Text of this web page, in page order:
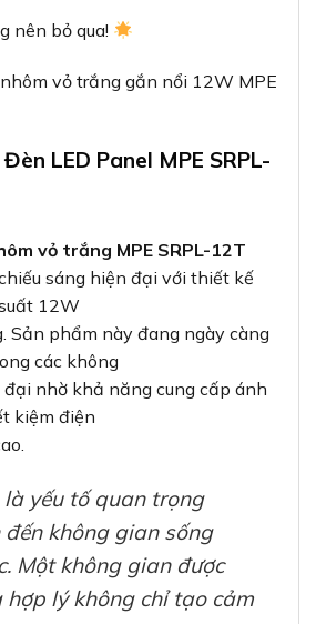
nên bỏ qua!
LED Panel MPE SRPL-
vỏ trắng MPE SRPL-12T
sáng hiện đại với thiết kế
12W
Sản phẩm này đang ngày càng
các không
nhờ khả năng cung cấp ánh
kiệm điện
là yếu tố quan trọng
không gian sống
Một không gian được
hợp lý không chỉ tạo cảm